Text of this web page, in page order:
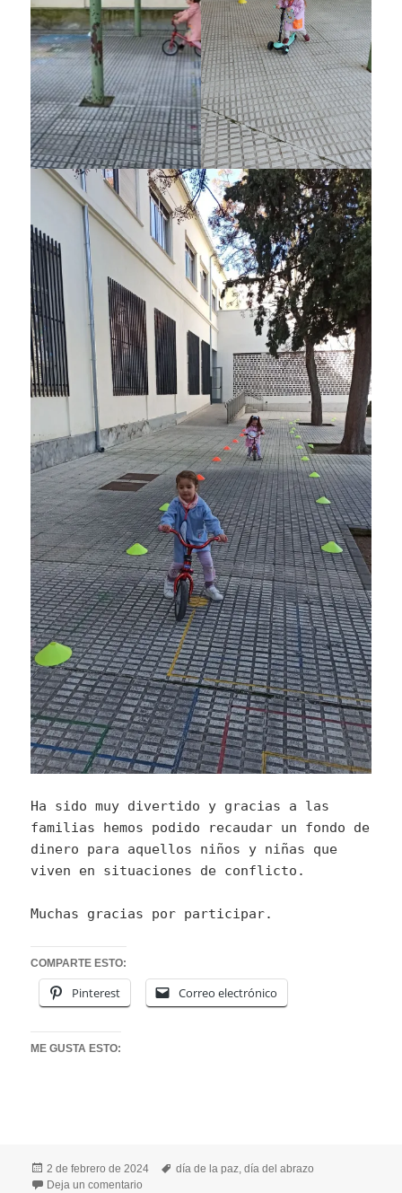
Ha sido muy divertido y gracias a las
familias hemos podido recaudar un fondo de
dinero para aquellos niños y niñas que
viven en situaciones de conflicto.
Muchas gracias por participar.
COMPARTE ESTO:
Pinterest Correo electrónico
ME GUSTA ESTO:
Publicado
el
2 de febrero de 2024 Etiquetas
día de la paz ,día del abrazo
Deja un comentario